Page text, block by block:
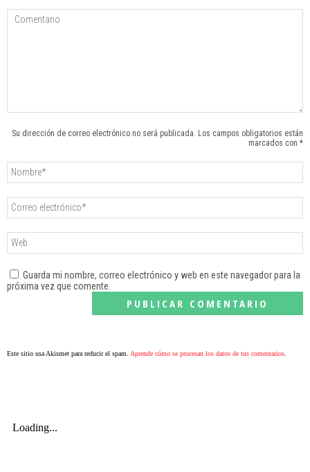
Su dirección de correo electrónico no será publicada. Los campos obligatorios están
marcados con *
Guarda mi nombre, correo electrónico y web en este navegador para la
próxima vez que comente.
Este sitio usa Akismet para reducir el spam. Aprende cómo se procesan los datos de tus comentarios